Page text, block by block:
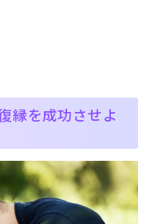
縁を成功させよ